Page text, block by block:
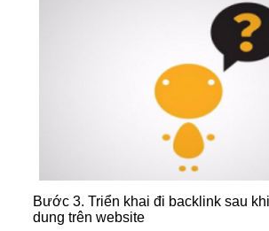
Bước 3. Triển khai đi backlink sau
dung trên website